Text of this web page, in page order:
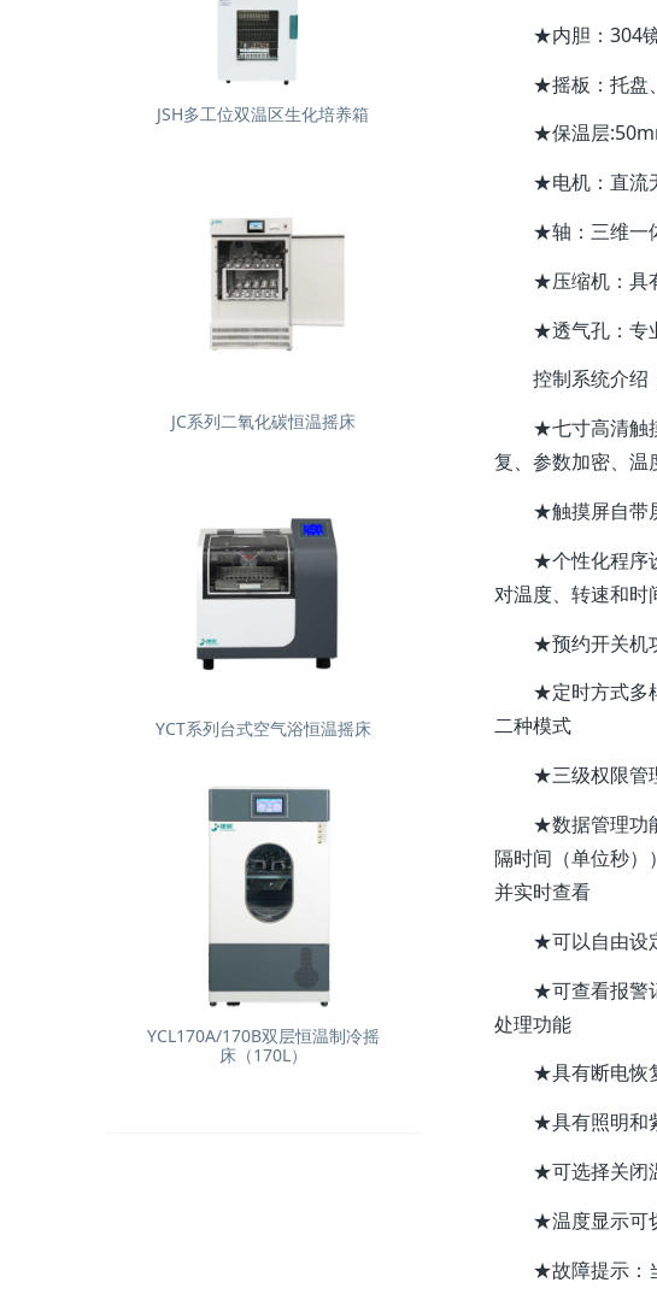
★内胆：304
★摇板：托盘
★保温层
★电机：直流
★轴：三维一
★压缩机：具
★透气孔：专
控制系统介绍
★七寸高清触
复、参数加密、温
★触摸屏自带
★个性化程序
对温度、转速和时
★预约开关机
★定时方式多
二种模式
★三级权限管
★数据管理功
隔时间（单位秒）
并实时查看
★可以自由设
★可查看报警
处理功能
★具有断电恢
★具有照明和
★可选择关闭
★温度显示可
★故障提示：
JSH多工位双温区生化培养箱
JC系列二氧化碳恒温摇床
YCT系列台式空气浴恒温摇床
YCL170A/170B双层恒温制冷摇
床（170L）